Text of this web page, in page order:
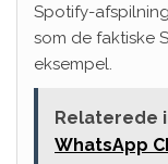
Spotify-
som de faktiske
eksempel.
Relaterede
WhatsApp